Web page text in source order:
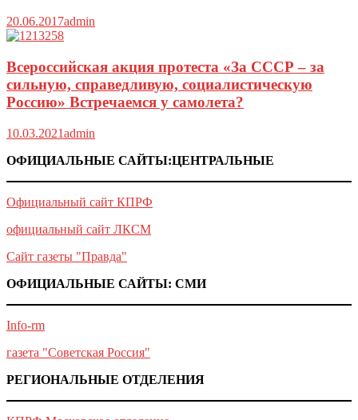
20.06.2017admin
Всероссийская акция протеста «За СССР – за
сильную, справедливую, социалистическую
Россию» Встречаемся у самолета?
10.03.2021admin
ОФИЦИАЛЬНЫЕ САЙТЫ:ЦЕНТРАЛЬНЫЕ
Официальный сайт КПРФ
официальный сайт ЛКСМ
Сайт газеты "Правда"
ОФИЦИАЛЬНЫЕ САЙТЫ: СМИ
Info-rm
газета "Советская Россия"
РЕГИОНАЛЬНЫЕ ОТДЕЛЕНИЯ